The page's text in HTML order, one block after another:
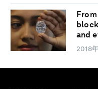
and
2018